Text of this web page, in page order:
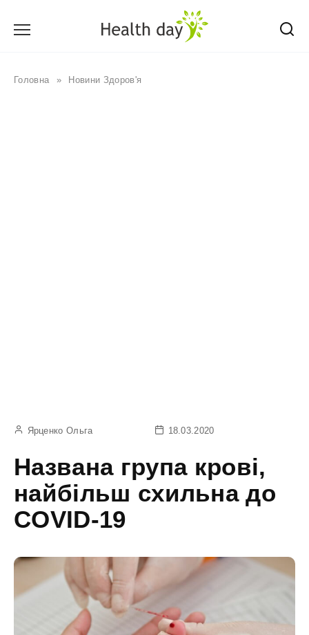
Головна » Новини Здоров'я
Ярценко Ольга 18.03.2020
Названа група крові,
найбільш схильна до
COVID-19